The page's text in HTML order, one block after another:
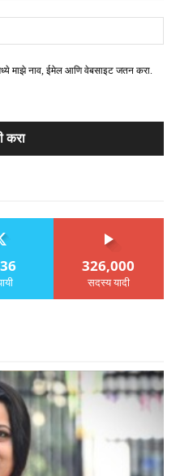
माझे नाव, ईमेल आणि वेबसाइट जतन करा.
326,000
सदस्य यादी